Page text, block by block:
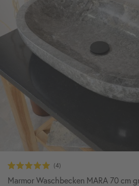
Marmor Waschbecken MARA 70 cm